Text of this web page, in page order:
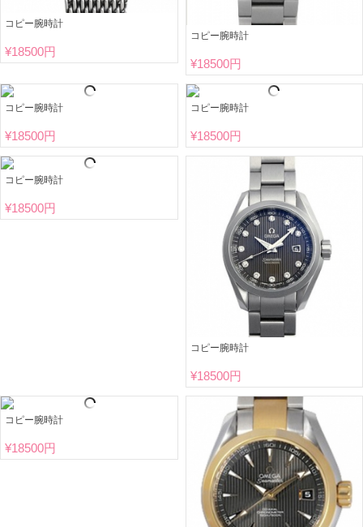
コピー腕時計
¥18500円
コピー腕時計
¥18500円
コピー腕時計
¥18500円
コピー腕時計
¥18500円
コピー腕時計
¥18500円
コピー腕時計
¥18500円
コピー腕時計
¥18500円